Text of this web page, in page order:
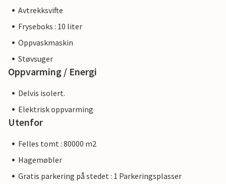
Avtrekksvifte
Fryseboks : 10 liter
Oppvaskmaskin
Støvsuger
Oppvarming / Energi
Delvis isolert.
Elektrisk oppvarming
Utenfor
Felles tomt : 80000 m2
Hagemøbler
Gratis parkering på stedet : 1 Parkeringsplasser